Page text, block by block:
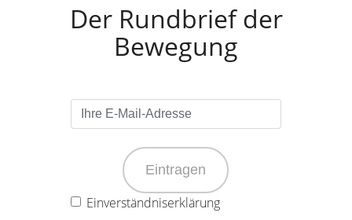
Der Rundbrief der
Bewegung
Eintragen
Einverständniserklärung